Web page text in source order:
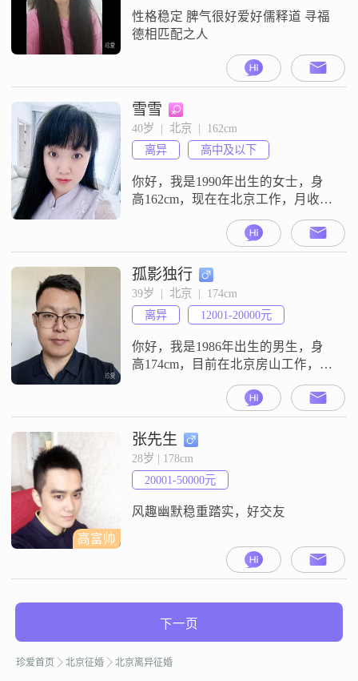
待
性格稳定 脾气很好爱好儒释道 寻福
德相匹配之人
雪雪
40岁  |  北京  |  162cm
离异
高中及以下
你好，我是1990年出生的女士，身
高162cm，现在在北京工作，月收入
在5001到8000元之间，学历是高中
及以下##3002##我是一个温柔体贴
的人，平时比较善解人意，能站在
别人的角度去考虑问题##3002##性
格上独立自信，也一直保持着乐观
积极的心态##3002##在生活上，我
把家庭放在比较重要的位置，觉得
家是让人
孤影独行
39岁  |  北京  |  174cm
离异
12001-20000元
你好，我是1986年出生的男生，身
高174cm，目前在北京房山工作，月
收入在12001到20000元之间
##3002##我的性格特点是稳重可
靠，责任感强，保持乐观积极的态
度##3002##平时为人耐心包容，成
熟稳重，随和易相处，也是真诚可
靠的类型##3002##在个人观念上，
我比较重视家庭，认为家庭为重是
很重要的事##
高富帅
张先生
28岁 | 178cm
20001-50000元
风趣幽默稳重踏实，好交友
下一页
珍爱首页 北京征婚 北京离异征婚